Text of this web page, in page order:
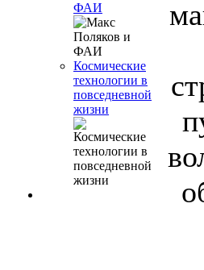
ФАИ
Космические
технологии в
повседневной
жизни